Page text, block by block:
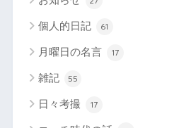
個人的日記 61
月曜日の名言 17
雑記 55
日々考撮 17